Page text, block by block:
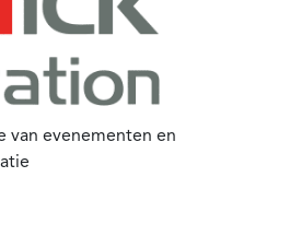
van evenementen en